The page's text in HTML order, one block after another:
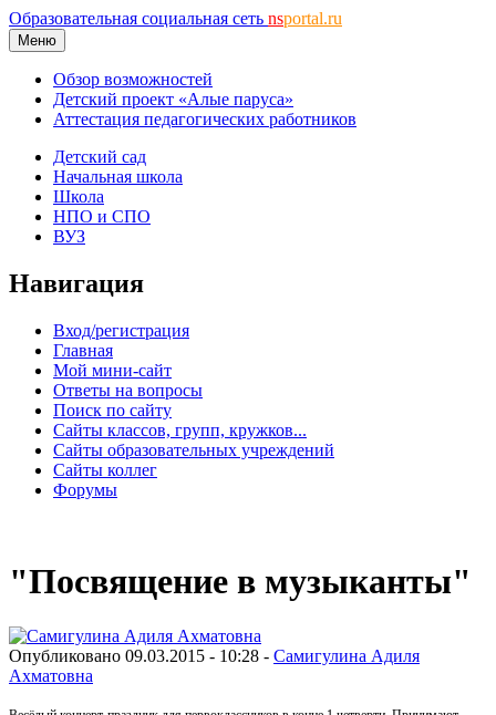
Образовательная социальная сеть nsportal.ru
Меню
Обзор возможностей
Детский проект «Алые паруса»
Аттестация педагогических работников
Детский сад
Начальная школа
Школа
НПО и СПО
ВУЗ
Навигация
Вход/регистрация
Главная
Мой мини-сайт
Ответы на вопросы
Поиск по сайту
Сайты классов, групп, кружков...
Сайты образовательных учреждений
Сайты коллег
Форумы
"Посвящение в музыканты"
Опубликовано 09.03.2015 - 10:28 - Самигулина Адиля
Ахматовна